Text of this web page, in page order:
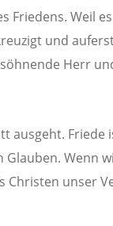
Friedens. Weil
und
Herr
ausgeht. Friede
Wenn
Christen unser